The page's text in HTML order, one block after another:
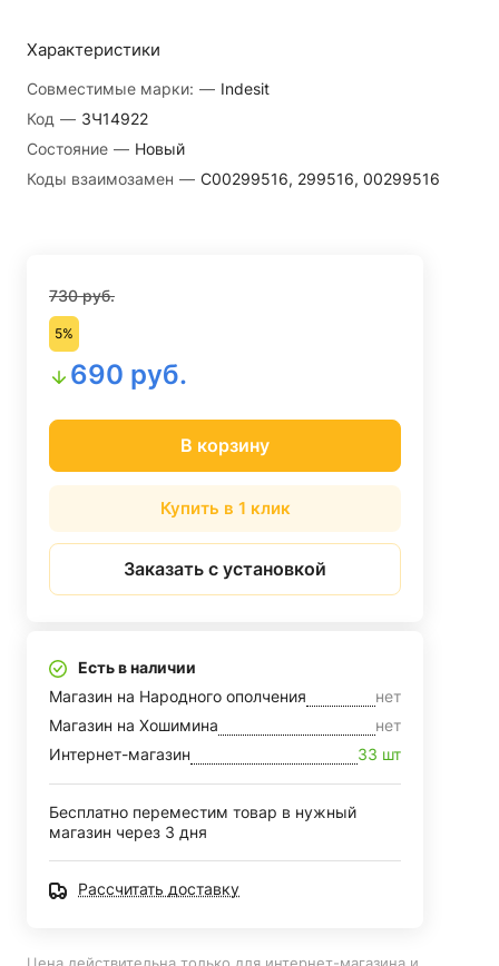
Характеристики
Совместимые марки: — Indesit
Код — ЗЧ14922
Состояние — Новый
Коды взаимозамен — C00299516, 299516, 00299516
730 руб.
5%
690 руб.
В корзину
Купить в 1 клик
Заказать с установкой
Есть в наличии
Магазин на Народного ополчения
нет
Магазин на Хошимина
нет
Интернет-магазин
33 шт
Бесплатно переместим товар в нужный
магазин через 3 дня
Рассчитать доставку